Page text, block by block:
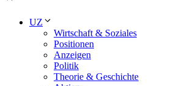
UZ
Wirtschaft & Soziales
Positionen
Anzeigen
Politik
Theorie & Geschichte